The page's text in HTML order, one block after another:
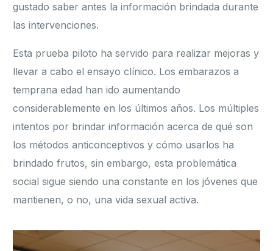
gustado saber antes la información brindada durante
las intervenciones.
Esta prueba piloto ha servido para realizar mejoras y
llevar a cabo el ensayo clínico. Los embarazos a
temprana edad han ido aumentando
considerablemente en los últimos años. Los múltiples
intentos por brindar información acerca de qué son
los métodos anticonceptivos y cómo usarlos ha
brindado frutos, sin embargo, esta problemática
social sigue siendo una constante en los jóvenes que
mantienen, o no, una vida sexual activa.